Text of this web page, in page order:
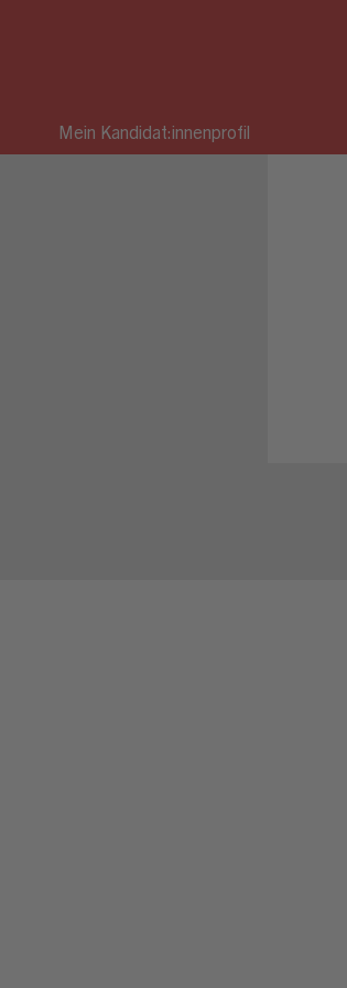
Mein Kandidat:innenprofil